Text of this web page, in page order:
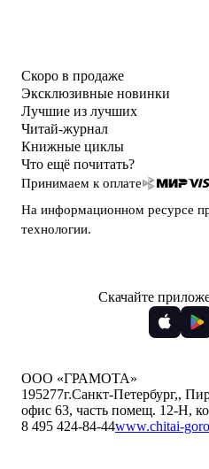
Скоро в продаже
Эксклюзивные новинки
Лучшие из лучших
Читай-журнал
Книжные циклы
Что ещё почитать?
Принимаем к оплате
На информационном ресурсе
технологии.
Скачайте
ООО «ГРАМОТА»
195277г.Санкт-Петербург,,
офис 63, часть помещ. 12-Н,
8 495 424-84-44www.chitai-